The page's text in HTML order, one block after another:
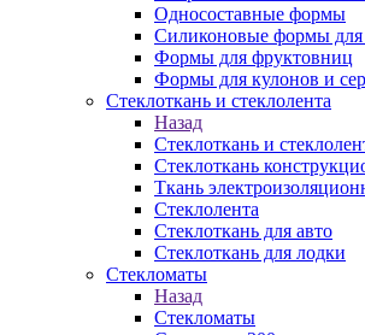
Односоставные формы
Силиконовые формы для
Формы для фруктовниц
Формы для кулонов и
Стеклоткань и стеклолента
Назад
Стеклоткань и
Стеклоткань
Ткань
Стеклолента
Стеклоткань для авто
Стеклоткань для лодки
Стекломаты
Назад
Стекломаты